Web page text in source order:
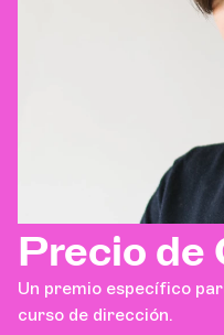
Precio de
Un premio específico
curso de dirección.